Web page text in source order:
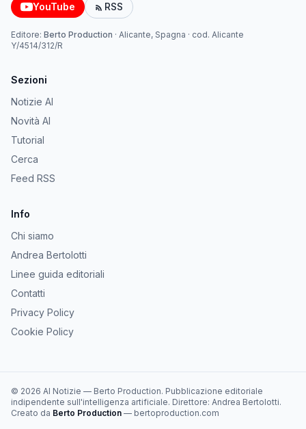
YouTube RSS
Editore: Berto Production · Alicante, Spagna · cod. Alicante
Y/4514/312/R
Sezioni
Notizie AI
Novità AI
Tutorial
Cerca
Feed RSS
Info
Chi siamo
Andrea Bertolotti
Linee guida editoriali
Contatti
Privacy Policy
Cookie Policy
© 2026 AI Notizie — Berto Production. Pubblicazione editoriale
indipendente sull'intelligenza artificiale. Direttore: Andrea Bertolotti.
Creato da Berto Production — bertoproduction.com